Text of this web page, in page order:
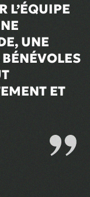
L’ÉQUIPE
UNE
ET